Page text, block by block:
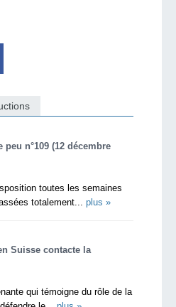
n°109 (12 décembre
toutes les semaines
totalement... plus »
Suisse contacte la
qui témoigne du rôle de la